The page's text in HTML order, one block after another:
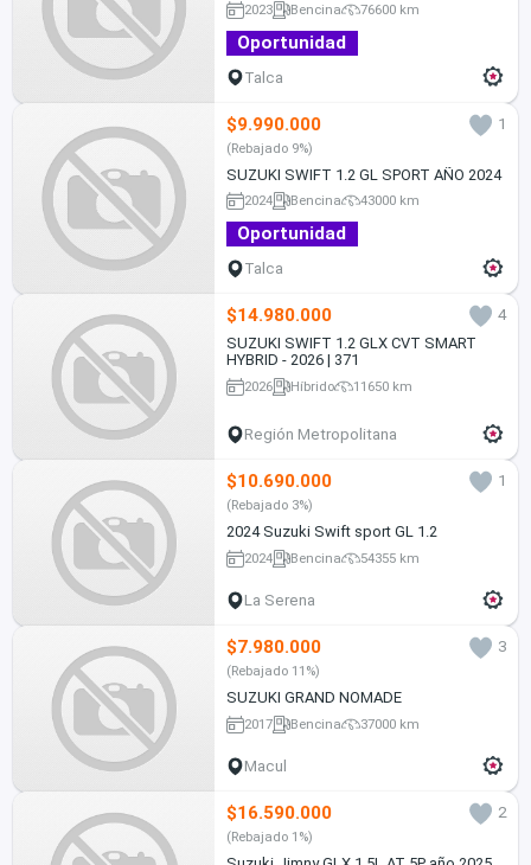
2023 Bencina 76600 km
Oportunidad
Talca
$9.990.000 1
(Rebajado 9%)
SUZUKI SWIFT 1.2 GL SPORT AÑO 2024
2024 Bencina 43000 km
Oportunidad
Talca
$14.980.000
4
SUZUKI SWIFT 1.2 GLX CVT SMART
HYBRID - 2026 | 371
2026 Híbrido 11650 km
Región Metropolitana
$10.690.000 1
(Rebajado 3%)
2024 Suzuki Swift sport GL 1.2
2024 Bencina 54355 km
La Serena
$7.980.000 3
(Rebajado 11%)
SUZUKI GRAND NOMADE
2017 Bencina 37000 km
Macul
$16.590.000 2
(Rebajado 1%)